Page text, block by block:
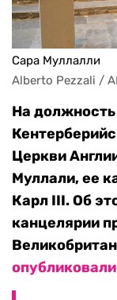
Сара Муллалли
Alberto Pezzali /
На
Церкви
Муллали, ее
Карл III. Об
канцелярии
опубликовали